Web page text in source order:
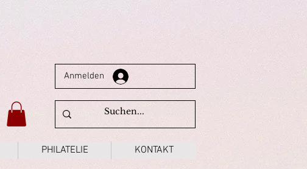
Anmelden
PHILATELIE KONTAKT